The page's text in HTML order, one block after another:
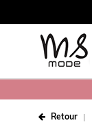
Retour